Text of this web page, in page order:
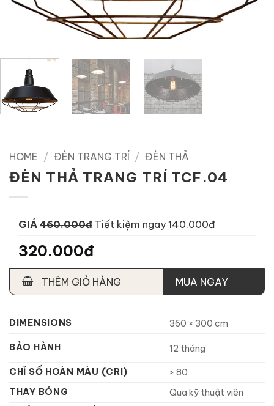
HOME / ĐÈN TRANG TRÍ / ĐÈN THẢ
ĐÈN THẢ TRANG TRÍ TCF.04
GIÁ 460.000đ Tiết kiệm ngay 140.000đ
320.000đ
THÊM GIỎ HÀNG MUA NGAY
DIMENSIONS 360 × 300 cm
BẢO HÀNH 12 tháng
CHỈ SỐ HOÀN MÀU (CRI)
> 80
THAY BÓNG
Qua kỹ thuật viên